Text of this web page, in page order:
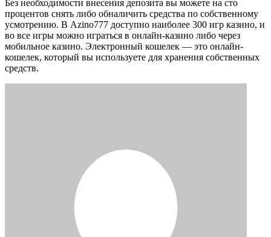
Без необходимости внесения депозита вы можете на сто
процентов снять либо обналичить средства по собственному
усмотрению. В Azino777 доступно наиболее 300 игр казино, и
во все игры можно играться в онлайн-казино либо через
мобильное казино. Электронный кошелек — это онлайн-
кошелек, который вы используете для хранения собственных
средств.